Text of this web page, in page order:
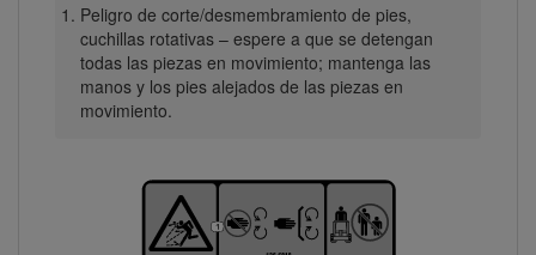
Peligro de corte/desmembramiento de pies,
cuchillas rotativas – espere a que se detengan
todas las piezas en movimiento; mantenga las
manos y los pies alejados de las piezas en
movimiento.